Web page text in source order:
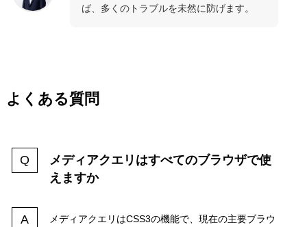
ば、多くのトラブルを未然に防げます。
よくある質問
メディアクエリはすべてのブラウザで使
えますか
メディアクエリはCSS3の機能で、現在の主要ブラウ